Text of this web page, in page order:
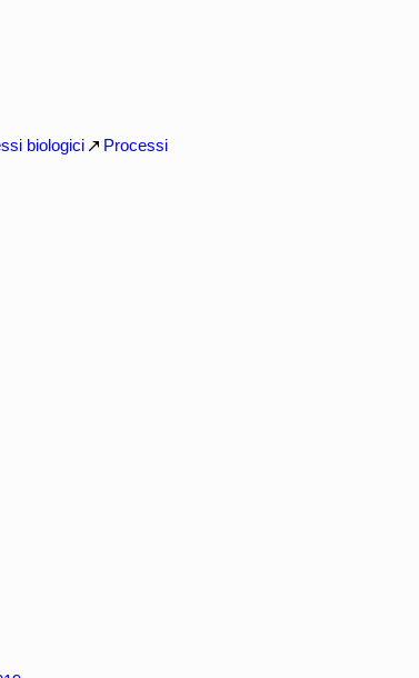
biologici Processi